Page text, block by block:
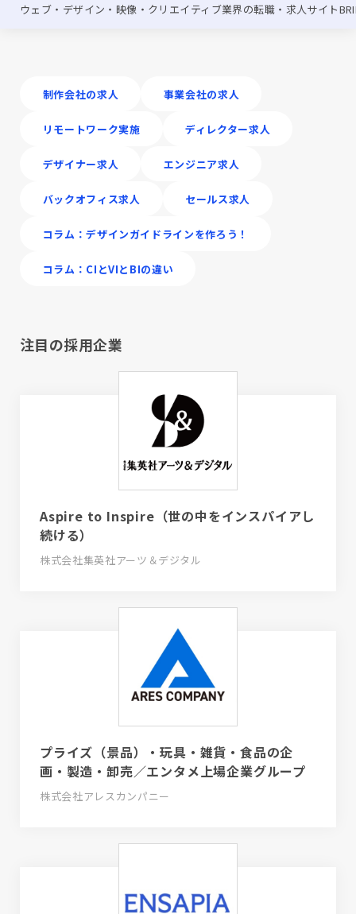
ウェブ・デザイン・映像・クリエイティブ業界の転職・求人サイト
制作会社の求人 事業会社の求人
リモートワーク実施 ディレクター求人
デザイナー求人 エンジニア求人
バックオフィス求人 セールス求人
コラム：デザインガイドラインを作ろう！
コラム：CIとVIとBIの違い
注目の採用企業
Aspire to Inspire（世の中をインスパイアし
続ける）
株式会社集英社アーツ＆デジタル
プライズ（景品）・玩具・雑貨・食品の企
画・製造・卸売／エンタメ上場企業グループ
株式会社アレスカンパニー